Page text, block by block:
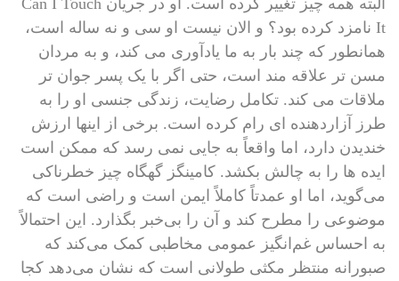
البته همه چیز تغییر کرده است. او در جریان Can I Touch
It نامزد کرده بود؟ و الان نیست او سی و نه ساله است،
همانطور که چند بار به ما یادآوری می کند، و به مردان
مسن تر علاقه مند است، حتی اگر با یک پسر جوان تر
ملاقات می کند. تکامل رضایت، زندگی جنسی او را به
طرز آزاردهنده ای رام کرده است. برخی از اینها ارزش
خندیدن دارد، اما واقعاً به جایی نمی رسد که ممکن است
ایده ها را به چالش بکشد. کامینگز گهگاه چیز خطرناکی
می‌گوید، اما او عمدتاً کاملاً ایمن است و راضی است که
موضوعی را مطرح کند و آن را بی‌خبر بگذارد. این احتمالاً
به احساس غم‌انگیز عمومی مخاطبی کمک می‌کند که
صبورانه منتظر مکثی طولانی است که نشان می‌دهد کجا